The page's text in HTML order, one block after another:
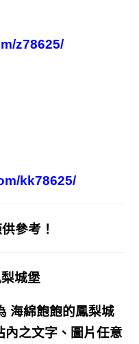
z78625/
kk78625/
參考！
城堡
海綿飽飽的鳳梨城
之文字、圖片任意